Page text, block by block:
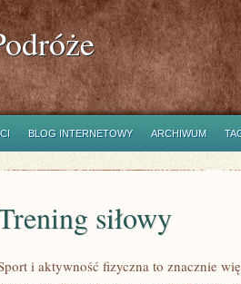
BLOG INTERNETOWY ARCHIWUM
siłowy
i aktywność fizyczna to znacznie